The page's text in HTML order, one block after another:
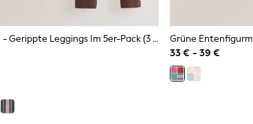
Braun/Grau - Gerippte Leggings Im 5er-Pack (3 M.–7 J.)
33 € - 39 €